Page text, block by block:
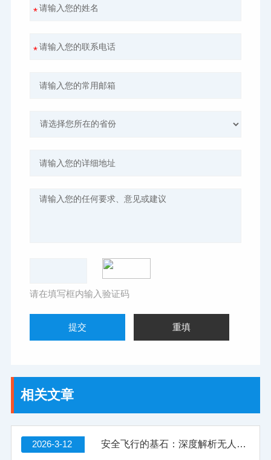
请在填写框内输入验证码
相关文章
2026-3-12 安全飞行的基石：深度解析无人机抗风测试风墙